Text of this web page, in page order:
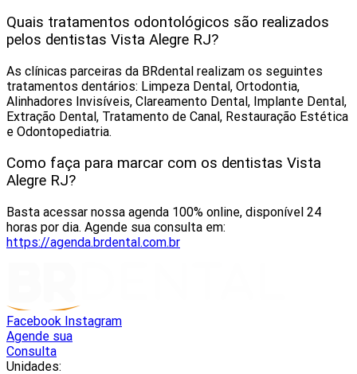
Quais tratamentos odontológicos são realizados
pelos dentistas Vista Alegre RJ?
As clínicas parceiras da BRdental realizam os seguintes
tratamentos dentários: Limpeza Dental, Ortodontia,
Alinhadores Invisíveis, Clareamento Dental, Implante Dental,
Extração Dental, Tratamento de Canal, Restauração Estética
e Odontopediatria.
Como faça para marcar com os dentistas Vista
Alegre RJ?
Basta acessar nossa agenda 100% online, disponível 24
horas por dia. Agende sua consulta em:
https://agenda.brdental.com.br
Facebook Instagram
Agende sua
Consulta
Unidades: